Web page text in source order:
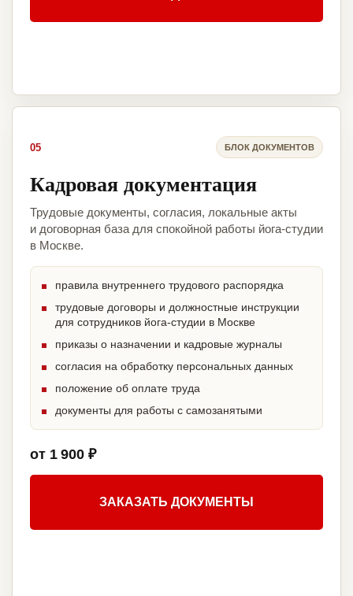
05 БЛОК ДОКУМЕНТОВ
Кадровая документация
Трудовые документы, согласия, локальные акты
и договорная база для спокойной работы йога-студии
в Москве.
правила внутреннего трудового распорядка
трудовые договоры и должностные инструкции
для сотрудников йога-студии в Москве
приказы о назначении и кадровые журналы
согласия на обработку персональных данных
положение об оплате труда
документы для работы с самозанятыми
от 1 900 ₽
ЗАКАЗАТЬ ДОКУМЕНТЫ